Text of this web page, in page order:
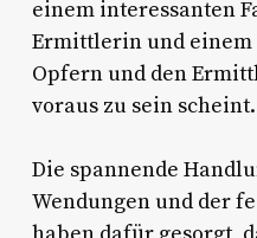
einem interessanten
Ermittlerin und einem
Opfern und den
voraus zu sein scheint.
Die spannende
Wendungen und der